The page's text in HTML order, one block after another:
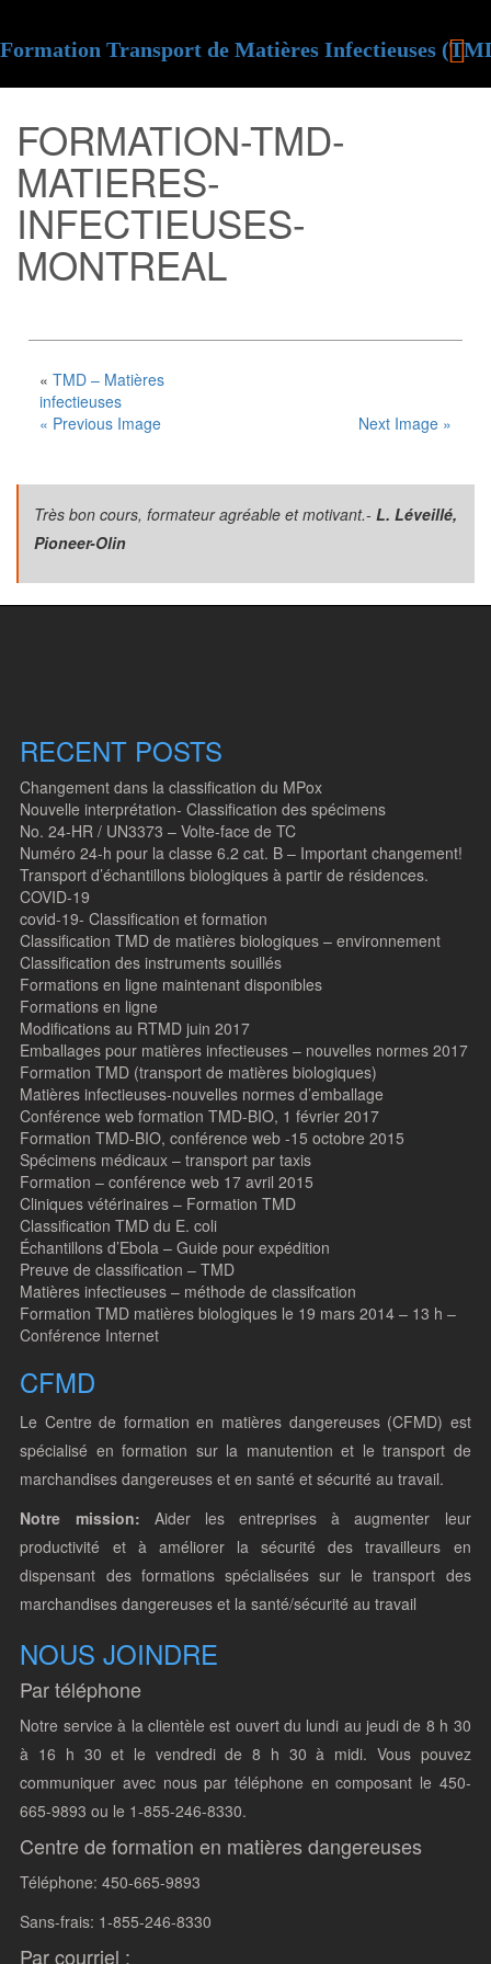
FORMATION-TMD-
MATIERES-
INFECTIEUSES-
MONTREAL
« TMD – Matières
infectieuses
« Previous Image
Next Image »
Très bon cours, formateur agréable et motivant.- L. Léveillé,
Pioneer-Olin
RECENT POSTS
Changement dans la classification du MPox
Nouvelle interprétation- Classification des spécimens
No. 24-HR / UN3373 – Volte-face de TC
Numéro 24-h pour la classe 6.2 cat. B – Important changement!
Transport d’échantillons biologiques à partir de résidences.
COVID-19
covid-19- Classification et formation
Classification TMD de matières biologiques – environnement
Classification des instruments souillés
Formations en ligne maintenant disponibles
Formations en ligne
Modifications au RTMD juin 2017
Emballages pour matières infectieuses – nouvelles normes 2017
Formation TMD (transport de matières biologiques)
Matières infectieuses-nouvelles normes d’emballage
Conférence web formation TMD-BIO, 1 février 2017
Formation TMD-BIO, conférence web -15 octobre 2015
Spécimens médicaux – transport par taxis
Formation – conférence web 17 avril 2015
Cliniques vétérinaires – Formation TMD
Classification TMD du E. coli
Échantillons d’Ebola – Guide pour expédition
Preuve de classification – TMD
Matières infectieuses – méthode de classifcation
Formation TMD matières biologiques le 19 mars 2014 – 13 h –
Conférence Internet
CFMD
Le Centre de formation en matières dangereuses (CFMD) est
spécialisé en formation sur la manutention et le transport de
marchandises dangereuses et en santé et sécurité au travail.
Notre mission: Aider les entreprises à augmenter leur
productivité et à améliorer la sécurité des travailleurs en
dispensant des formations spécialisées sur le transport des
marchandises dangereuses et la santé/sécurité au travail
NOUS JOINDRE
Par téléphone
Notre service à la clientèle est ouvert du lundi au jeudi de 8 h 30
à 16 h 30 et le vendredi de 8 h 30 à midi. Vous pouvez
communiquer avec nous par téléphone en composant le 450-
665-9893 ou le 1-855-246-8330.
Centre de formation en matières dangereuses
Téléphone: 450-665-9893
Sans-frais: 1-855-246-8330
Par courriel :
Formation Transport de Matières Infectieuses